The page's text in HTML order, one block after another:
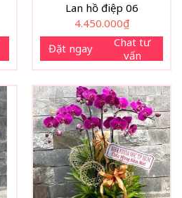
Lan hồ điệp 06
4.450.000₫
Đặt ngay
Chat tư
vấn